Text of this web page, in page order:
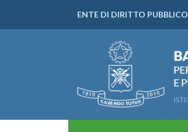
ENTE DI DIRITTO PUBBLICO